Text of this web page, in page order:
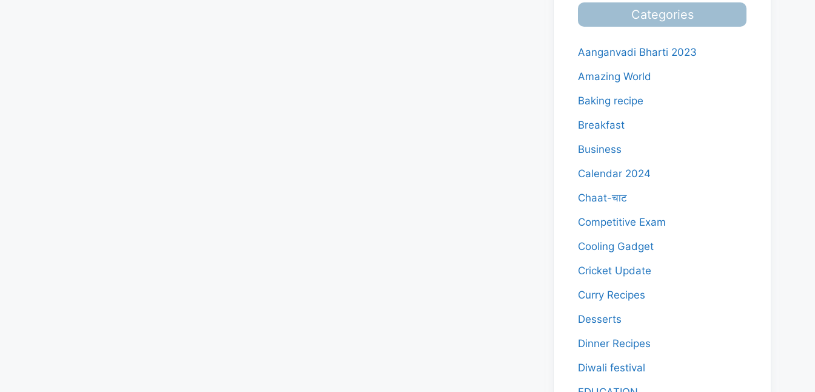
Categories
Aanganvadi Bharti 2023
Amazing World
Baking recipe
Breakfast
Business
Calendar 2024
Chaat-चाट
Competitive Exam
Cooling Gadget
Cricket Update
Curry Recipes
Desserts
Dinner Recipes
Diwali festival